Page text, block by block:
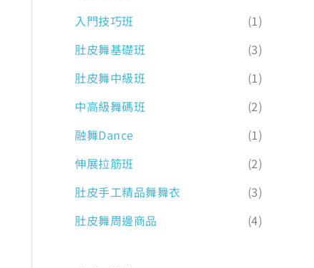
入門技巧班
(1)
肚皮舞基礎班
(3)
肚皮舞中級班
(1)
中高級舞碼班
(2)
融舞Dance
(1)
伸展拉筋班
(2)
肚皮手工精品舞舞衣
(3)
肚皮舞周邊商品
(4)